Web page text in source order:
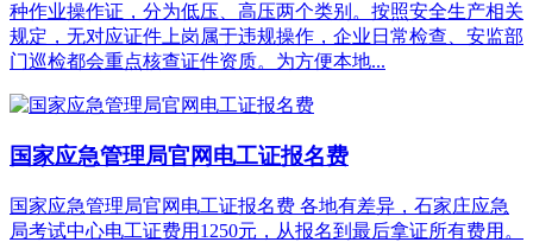
种作业操作证，分为低压、高压两个类别。按照安全生产相关
规定，无对应证件上岗属于违规操作，企业日常检查、安监部
门巡检都会重点核查证件资质。为方便本地...
国家应急管理局官网电工证报名费
国家应急管理局官网电工证报名费 各地有差异，石家庄应急
局考试中心电工证费用1250元，从报名到最后拿证所有费用。